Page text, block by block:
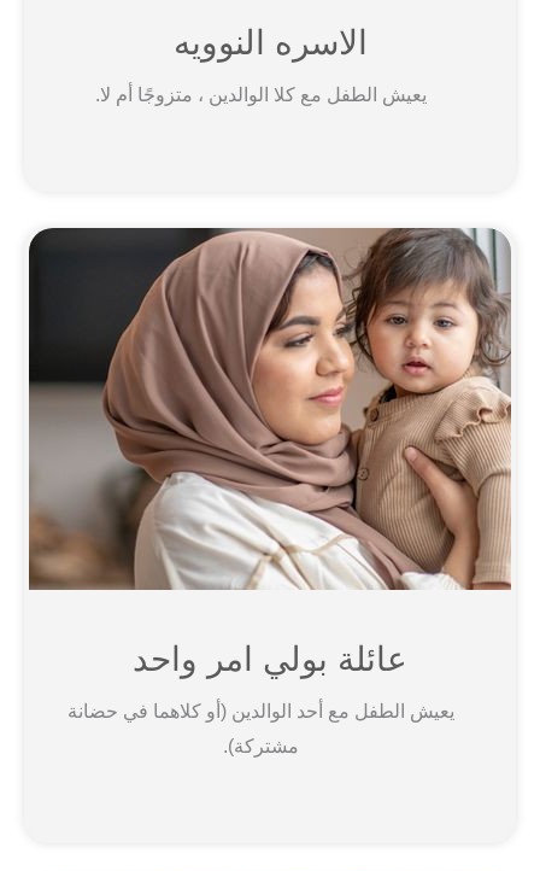
الاسره النوويه
يعيش الطفل مع كلا الوالدين ، متزوجًا أم لا.
عائلة بولي امر واحد
يعيش الطفل مع أحد الوالدين (أو كلاهما في حضانة
مشتركة).